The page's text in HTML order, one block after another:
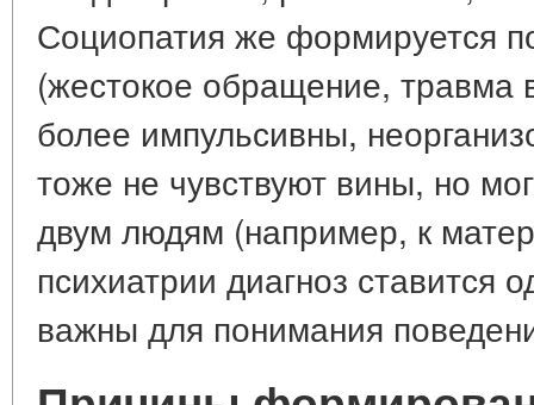
Социопатия же формируется
(жестокое обращение, травма
более импульсивны,
тоже не чувствуют вины, но
двум людям (например, к
психиатрии диагноз ставится
важны для понимания